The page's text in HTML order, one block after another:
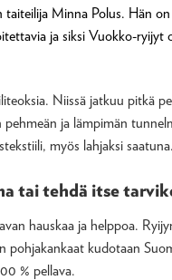
Minna Polus. Hän
ja siksi Vuokko-
Niissä jatkuu pitkä
ja lämpimän
myös lahjaksi saatuna.
tai tehdä itse
hauskaa ja helppoa.
pohjakankaat kudotaan
% pellava.